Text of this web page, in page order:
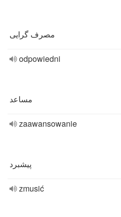
مصرف گرایی
odpowiedni
مساعد
zaawansowanie
پیشبرد
zmusić